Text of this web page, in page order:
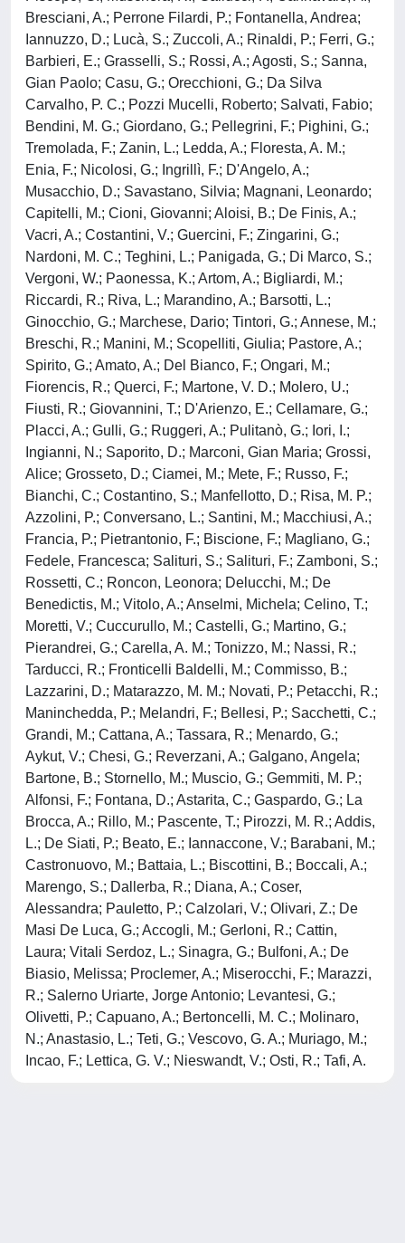
Bresciani, A.; Perrone Filardi, P.; Fontanella, Andrea;
Iannuzzo, D.; Lucà, S.; Zuccoli, A.; Rinaldi, P.; Ferri, G.;
Barbieri, E.; Grasselli, S.; Rossi, A.; Agosti, S.; Sanna,
Gian Paolo; Casu, G.; Orecchioni, G.; Da Silva
Carvalho, P. C.; Pozzi Mucelli, Roberto; Salvati, Fabio;
Bendini, M. G.; Giordano, G.; Pellegrini, F.; Pighini, G.;
Tremolada, F.; Zanin, L.; Ledda, A.; Floresta, A. M.;
Enia, F.; Nicolosi, G.; Ingrillì, F.; D'Angelo, A.;
Musacchio, D.; Savastano, Silvia; Magnani, Leonardo;
Capitelli, M.; Cioni, Giovanni; Aloisi, B.; De Finis, A.;
Vacri, A.; Costantini, V.; Guercini, F.; Zingarini, G.;
Nardoni, M. C.; Teghini, L.; Panigada, G.; Di Marco, S.;
Vergoni, W.; Paonessa, K.; Artom, A.; Bigliardi, M.;
Riccardi, R.; Riva, L.; Marandino, A.; Barsotti, L.;
Ginocchio, G.; Marchese, Dario; Tintori, G.; Annese, M.;
Breschi, R.; Manini, M.; Scopelliti, Giulia; Pastore, A.;
Spirito, G.; Amato, A.; Del Bianco, F.; Ongari, M.;
Fiorencis, R.; Querci, F.; Martone, V. D.; Molero, U.;
Fiusti, R.; Giovannini, T.; D'Arienzo, E.; Cellamare, G.;
Placci, A.; Gulli, G.; Ruggeri, A.; Pulitanò, G.; Iori, I.;
Ingianni, N.; Saporito, D.; Marconi, Gian Maria; Grossi,
Alice; Grosseto, D.; Ciamei, M.; Mete, F.; Russo, F.;
Bianchi, C.; Costantino, S.; Manfellotto, D.; Risa, M. P.;
Azzolini, P.; Conversano, L.; Santini, M.; Macchiusi, A.;
Francia, P.; Pietrantonio, F.; Biscione, F.; Magliano, G.;
Fedele, Francesca; Salituri, S.; Salituri, F.; Zamboni, S.;
Rossetti, C.; Roncon, Leonora; Delucchi, M.; De
Benedictis, M.; Vitolo, A.; Anselmi, Michela; Celino, T.;
Moretti, V.; Cuccurullo, M.; Castelli, G.; Martino, G.;
Pierandrei, G.; Carella, A. M.; Tonizzo, M.; Nassi, R.;
Tarducci, R.; Fronticelli Baldelli, M.; Commisso, B.;
Lazzarini, D.; Matarazzo, M. M.; Novati, P.; Petacchi, R.;
Maninchedda, P.; Melandri, F.; Bellesi, P.; Sacchetti, C.;
Grandi, M.; Cattana, A.; Tassara, R.; Menardo, G.;
Aykut, V.; Chesi, G.; Reverzani, A.; Galgano, Angela;
Bartone, B.; Stornello, M.; Muscio, G.; Gemmiti, M. P.;
Alfonsi, F.; Fontana, D.; Astarita, C.; Gaspardo, G.; La
Brocca, A.; Rillo, M.; Pascente, T.; Pirozzi, M. R.; Addis,
L.; De Siati, P.; Beato, E.; Iannaccone, V.; Barabani, M.;
Castronuovo, M.; Battaia, L.; Biscottini, B.; Boccali, A.;
Marengo, S.; Dallerba, R.; Diana, A.; Coser,
Alessandra; Pauletto, P.; Calzolari, V.; Olivari, Z.; De
Masi De Luca, G.; Accogli, M.; Gerloni, R.; Cattin,
Laura; Vitali Serdoz, L.; Sinagra, G.; Bulfoni, A.; De
Biasio, Melissa; Proclemer, A.; Miserocchi, F.; Marazzi,
R.; Salerno Uriarte, Jorge Antonio; Levantesi, G.;
Olivetti, P.; Capuano, A.; Bertoncelli, M. C.; Molinaro,
N.; Anastasio, L.; Teti, G.; Vescovo, G. A.; Muriago, M.;
Incao, F.; Lettica, G. V.; Nieswandt, V.; Osti, R.; Tafi, A.